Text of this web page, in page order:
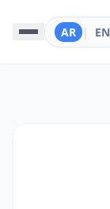
EN
|
AR